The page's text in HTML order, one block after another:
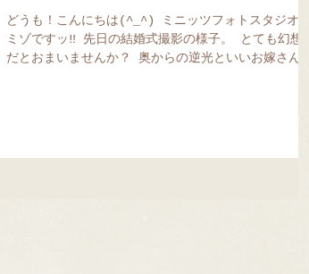
どうも！こんにちは(^_^) ミニッツフォトスタジオの
ミゾですッ‼︎ 先日の結婚式撮影の様子。 とても幻想的
だとおまいませんか？ 奥からの逆光といいお嫁さんと